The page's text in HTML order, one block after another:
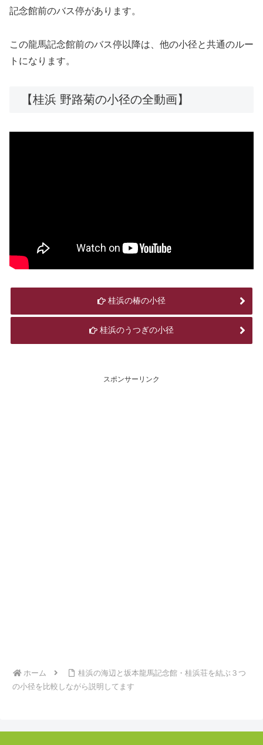
記念館前のバス停があります。
この龍馬記念館前のバス停以降は、他の小径と共通のルー
トになります。
【桂浜 野路菊の小径の全動画】
桂浜の椿の小径
桂浜のうつぎの小径
スポンサーリンク
ホーム
桂浜の海辺と坂本龍馬記念館・桂浜荘を結ぶ３つ
の小径を比較しながら説明してます